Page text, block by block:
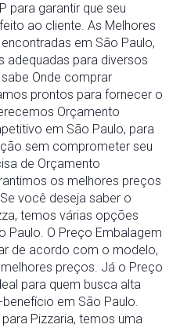
para garantir que seu
ao cliente. As Melhores
em São Paulo,
adequadas para diversos
Onde comprar
prontos para fornecer o
Orçamento
em São Paulo, para
sem comprometer seu
de Orçamento
os melhores preços
você deseja saber o
temos várias opções
Paulo. O Preço Embalagem
de acordo com o modelo,
preços. Já o Preço
para quem busca alta
em São Paulo.
Pizzaria, temos uma